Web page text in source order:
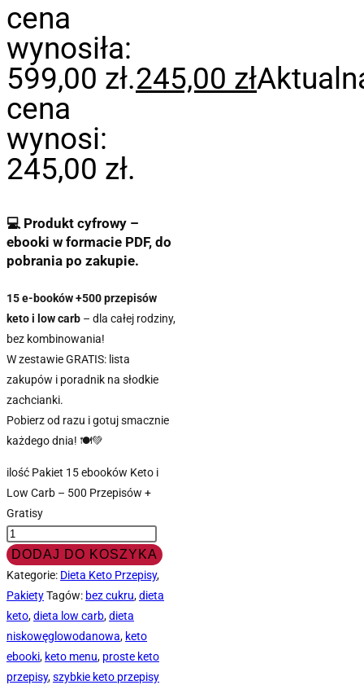
cena
wynosiła:
599,00 zł.245,00 zł
cena
wynosi:
245,00 zł.
💻 Produkt cyfrowy –
ebooki w formacie PDF, do
pobrania po zakupie.
15 e-booków +500 przepisów
keto i low carb – dla całej rodziny,
bez kombinowania!
W zestawie GRATIS: lista
zakupów i poradnik na słodkie
zachcianki.
Pobierz od razu i gotuj smacznie
każdego dnia! 🍽️💚
ilość Pakiet 15 ebooków Keto i
Low Carb – 500 Przepisów +
Gratisy
DODAJ DO KOSZYKA
Kategorie: Dieta Keto Przepisy,
PakietyTagów: bez cukru,dieta
keto,dieta low carb,dieta
niskowęglowodanowa, keto
ebooki, keto menu, proste keto
przepisy,szybkie keto przepisy